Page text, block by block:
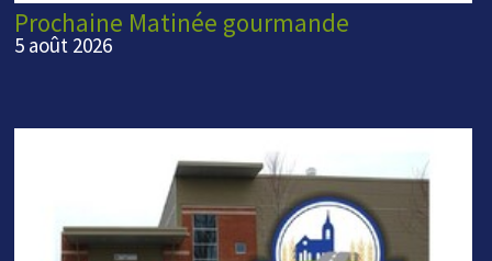
Prochaine Matinée gourmande
5 août 2026